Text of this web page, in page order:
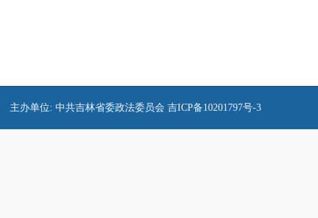
主办单位: 中共吉林省委政法委员会 吉ICP备10201797号-3